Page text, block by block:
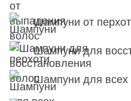
Шампуни от
Шампуни для
Шампуни для всех